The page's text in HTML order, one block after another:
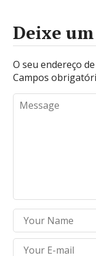
Deixe
O seu endereço
Campos